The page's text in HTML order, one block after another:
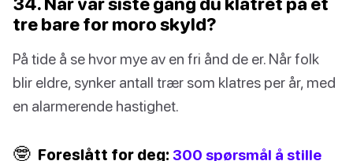
tre bare for moro skyld?
På tide å se hvor mye av en fri ånd de er. Når folk
blir eldre, synker antall trær som klatres per år, med
en alarmerende hastighet.
🤓 Foreslått for deg: 300 spørsmål å stille